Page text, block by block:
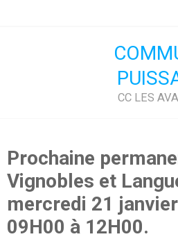
CC LES
Prochaine
Vignobles et
mercredi 21
09H00 à 12H00.